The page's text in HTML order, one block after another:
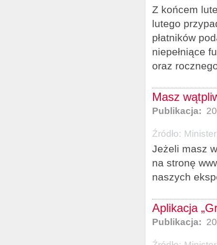
Z końcem
lutego
płatników
niepełniące
oraz
Masz
Publikacja:
Źródło:
Jeżeli masz
na stronę
naszych
Aplikacja
Publikacja: